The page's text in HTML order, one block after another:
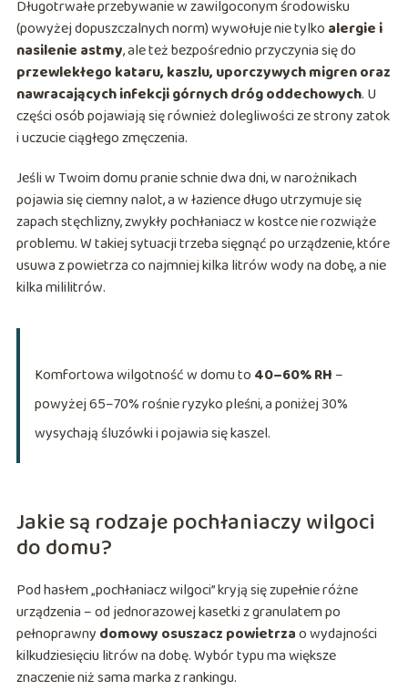
Długotrwałe przebywanie w zawilgoconym środowisku
(powyżej dopuszczalnych norm) wywołuje nie tylko alergie i
nasilenie astmy, ale też bezpośrednio przyczynia się do
przewlekłego kataru, kaszlu, uporczywych migren oraz
nawracających infekcji górnych dróg oddechowych. U
części osób pojawiają się również dolegliwości ze strony zatok
i uczucie ciągłego zmęczenia.
Jeśli w Twoim domu pranie schnie dwa dni, w narożnikach
pojawia się ciemny nalot, a w łazience długo utrzymuje się
zapach stęchlizny, zwykły pochłaniacz w kostce nie rozwiąże
problemu. W takiej sytuacji trzeba sięgnąć po urządzenie, które
usuwa z powietrza co najmniej kilka litrów wody na dobę, a nie
kilka mililitrów.
Komfortowa wilgotność w domu to 40–60% RH –
powyżej 65–70% rośnie ryzyko pleśni, a poniżej 30%
wysychają śluzówki i pojawia się kaszel.
Jakie są rodzaje pochłaniaczy wilgoci
do domu?
Pod hasłem „pochłaniacz wilgoci” kryją się zupełnie różne
urządzenia – od jednorazowej kasetki z granulatem po
pełnoprawny domowy osuszacz powietrzao wydajności
kilkudziesięciu litrów na dobę. Wybór typu ma większe
znaczenie niż sama marka z rankingu.